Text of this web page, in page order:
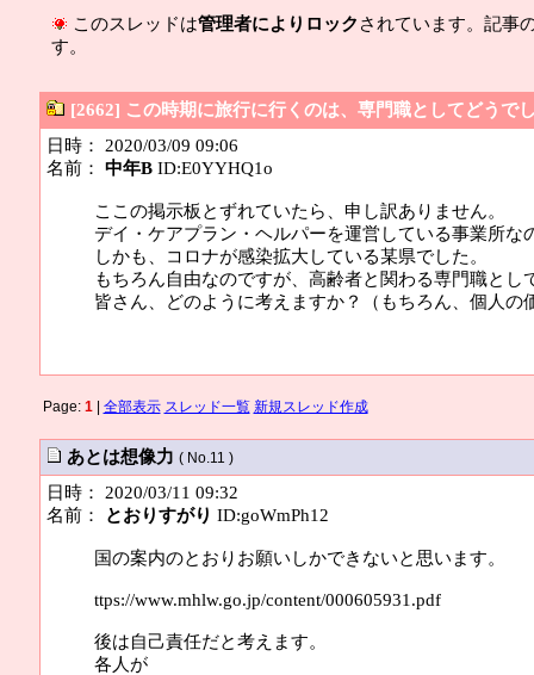
このスレッドは管理者によりロック されています。記事
す。
[2662] この時期に旅行に行くのは、専門職としてどうで
日時： 2020/03/09 09:06
名前： 中年BID:E0YYHQ1o
ここの掲示板とずれていたら、申し訳ありません。
デイ・ケアプラン・ヘルパーを運営している事業所
しかも、コロナが感染拡大している某県でした。
もちろん自由なのですが、高齢者と関わる専門職と
皆さん、どのように考えますか？（もちろん、個人
Page: 1| 全部表示 スレッド一覧 新規スレッド作成
あとは想像力 ( No.11 )
日時： 2020/03/11 09:32
名前：
とおりすがり ID:goWmPh12
国の案内のとおりお願いしかできないと思います。
ttps://www.mhlw.go.jp/content/000605931.pdf
後は自己責任だと考えます。
各人が